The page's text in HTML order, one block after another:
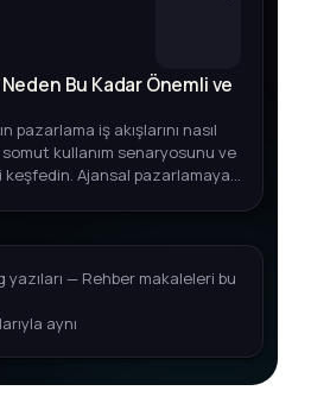
Bu Kadar Önemli ve
pazarlama iş akışlarını nasıl
kullanım senaryosunu ve
keşfedin. Ajansal pazarlamaya
yazıları — Rehber makaleleri bu
aynı